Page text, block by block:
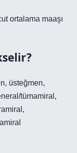
ortalama maaşı
üsteğmen,
tümamiral,